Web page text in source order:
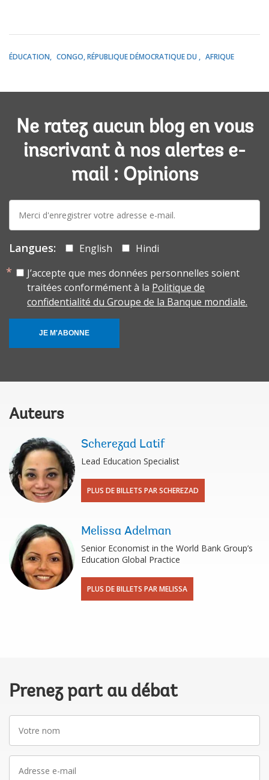
ÉDUCATION CONGO, RÉPUBLIQUE DÉMOCRATIQUE DU AFRIQUE
Ne ratez aucun blog en vous
inscrivant à nos alertes e-
mail : Opinions
mail:
Langues: English
Hindi
J’accepte que mes données personnelles soient
traitées conformément à la Politique de
confidentialité du Groupe de la Banque mondiale.
JE M'ABONNE
Auteurs
Scherezad Latif
Lead Education Specialist
PLUS DE BILLETS PAR SCHEREZAD
Melissa Adelman
Senior Economist in the World Bank Group’s
Education Global Practice
PLUS DE BILLETS PAR MELISSA
Prenez part au débat
nom